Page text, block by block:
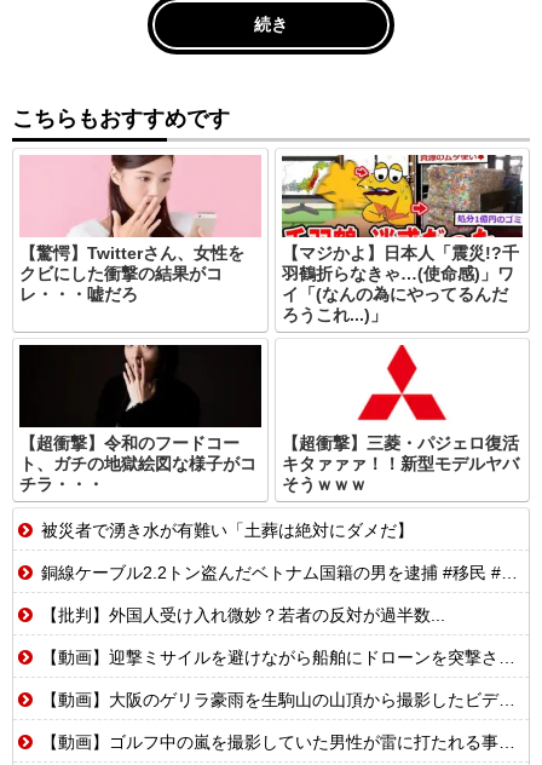
続き
こちらもおすすめです
【驚愕】Twitterさん、女性を
クビにした衝撃の結果がコ
レ・・・嘘だろ
【マジかよ】日本人「震災!?千
羽鶴折らなきゃ…(使命感)」ワ
イ「(なんの為にやってるんだ
ろうこれ...)」
【超衝撃】令和のフードコー
ト、ガチの地獄絵図な様子がコ
チラ・・・
【超衝撃】三菱・パジェロ復活
キタァァァ！！新型モデルヤバ
そうｗｗｗ
被災者で湧き水が有難い「土葬は絶対にダメだ】
銅線ケーブル2.2トン盗んだベトナム国籍の男を逮捕 #移民 #外国人 #ニュース
【批判】外国人受け入れ微妙？若者の反対が過半数...
【動画】迎撃ミサイルを避けながら船舶にドローンを突撃させるウクライナ。
【動画】大阪のゲリラ豪雨を生駒山の山頂から撮影したビデオが美しい。
【動画】ゴルフ中の嵐を撮影していた男性が雷に打たれる事故。